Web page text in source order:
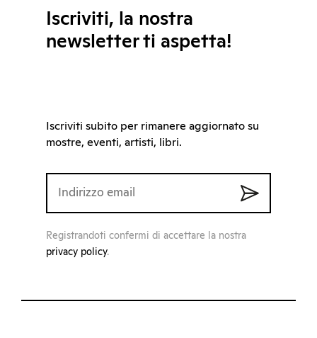
Iscriviti, la nostra
newsletter ti aspetta!
Iscriviti subito per rimanere aggiornato su
mostre, eventi, artisti, libri.
Registrandoti confermi di accettare la nostra
privacy policy.